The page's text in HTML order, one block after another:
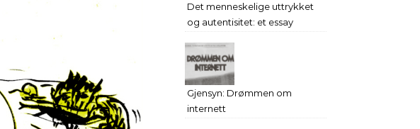
Det menneskelige uttrykket
og autentisitet: et essay
Gjensyn: Drømmen om
internett